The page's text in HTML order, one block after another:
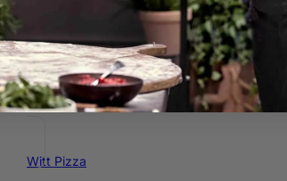
Witt Pizza